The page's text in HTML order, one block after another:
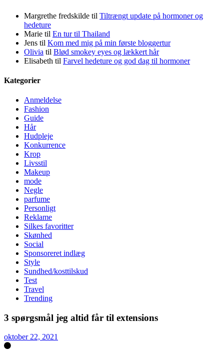
Margrethe fredskilde til Tiltrængt update på hormoner og
hedeture
Marie til En tur til Thailand
Jens til Kom med mig på min første bloggertur
Olivia til Blød smokey eyes og lækkert hår
Elisabeth til Farvel hedeture og god dag til hormoner
Kategorier
Anmeldelse
Fashion
Guide
Hår
Hudpleje
Konkurrence
Krop
Livsstil
Makeup
mode
Negle
parfume
Personligt
Reklame
Silkes favoritter
Skønhed
Social
Sponsoreret indlæg
Style
Sundhed/kosttilskud
Test
Travel
Trending
3 spørgsmål jeg altid får til extensions
oktober 22, 2021